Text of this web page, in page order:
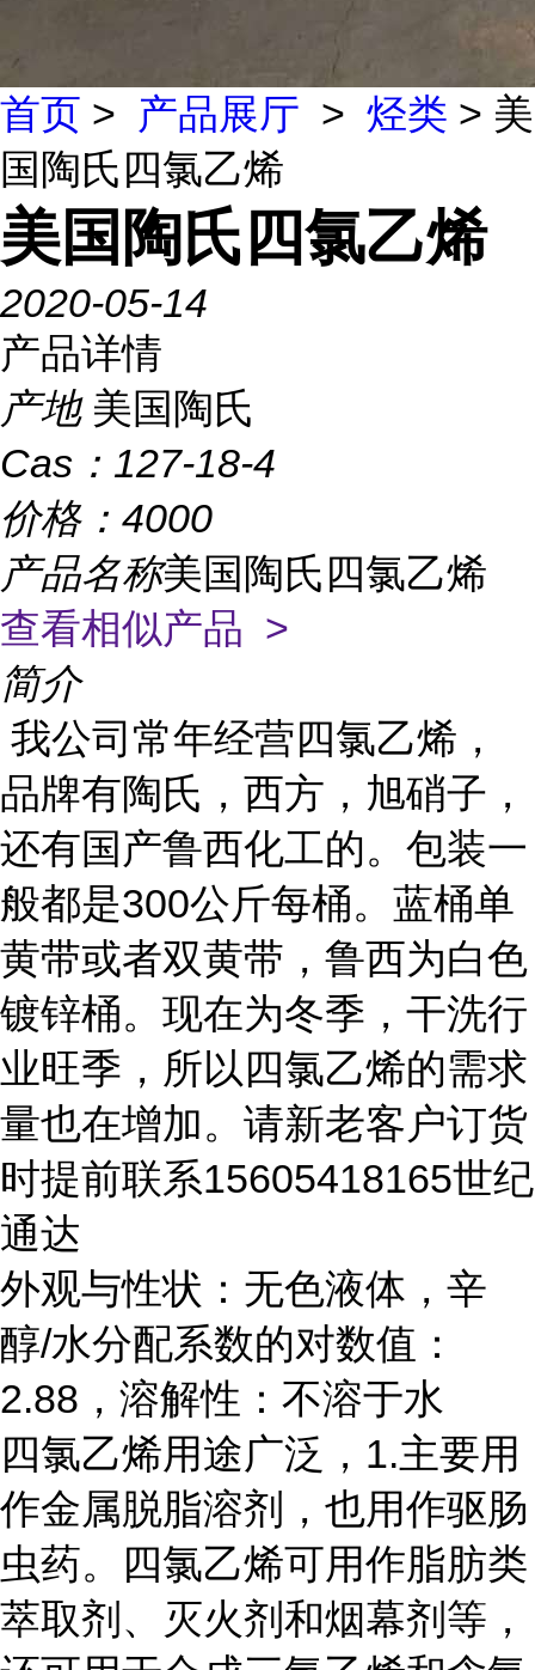
首页 > 产品展厅 > 烃类 > 美
国陶氏四氯乙烯
美国陶氏四氯乙烯
2020-05-14
产品详情
产地 美国陶氏
Cas： 127-18-4
价格： 4000
产品名称美国陶氏四氯乙烯
查看相似产品 >
简介
我公司常年经营四氯乙烯，
品牌有陶氏，西方，旭硝子，
还有国产鲁西化工的。包装一
般都是300公斤每桶。蓝桶单
黄带或者双黄带，鲁西为白色
镀锌桶。现在为冬季，干洗行
业旺季，所以四氯乙烯的需求
量也在增加。请新老客户订货
时提前联系15605418165世纪
通达
外观与性状：无色液体，辛
醇/水分配系数的对数值：
2.88，溶解性：不溶于水
四氯乙烯用途广泛，1.主要用
作金属脱脂溶剂，也用作驱肠
虫药。四氯乙烯可用作脂肪类
萃取剂、灭火剂和烟幕剂等，